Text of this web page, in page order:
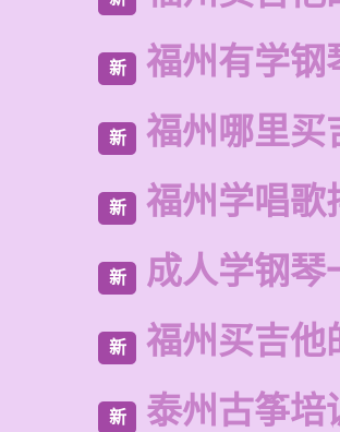
新 福州有学钢
新 福州哪里买
新 福州学唱歌
新 成人学钢琴
新 福州买吉他
新 泰州古筝培